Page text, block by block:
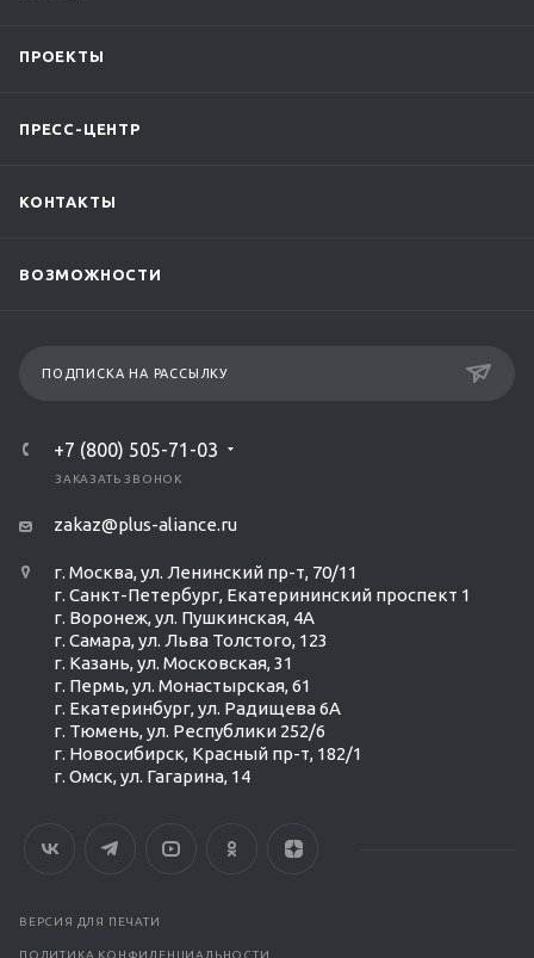
ПРОЕКТЫ
ПРЕСС-ЦЕНТР
КОНТАКТЫ
ВОЗМОЖНОСТИ
ПОДПИСКА НА РАССЫЛКУ
+7 (800) 505-71-03
ЗАКАЗАТЬ ЗВОНОК
zakaz@plus-aliance.ru
г. Москва, ул. Ленинский пр-т, 70/11
г. Санкт-Петербург, Екатерининский проспект 1
г. Воронеж, ул. Пушкинская, 4А
г. Самара, ул. Льва Толстого, 123
г. Казань, ул. Московская, 31
г. Пермь, ул. Монастырская, 61
г. Екатеринбург, ул. Радищева 6А
г. Тюмень, ул. Республики 252/6
г. Новосибирск, Красный пр-т, 182/1
г. Омск, ул. ​Гагарина, 14
ВЕРСИЯ ДЛЯ ПЕЧАТИ
ПОЛИТИКА КОНФИДЕНЦИАЛЬНОСТИ